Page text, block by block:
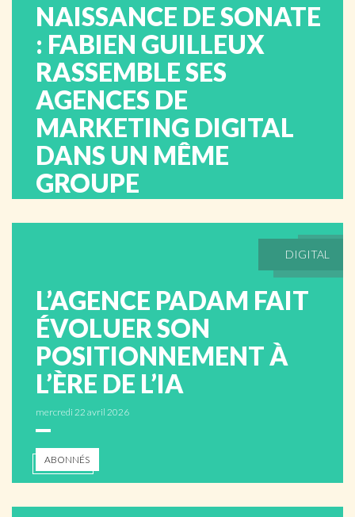
NAISSANCE DE SONATE
: FABIEN GUILLEUX
RASSEMBLE SES
AGENCES DE
MARKETING DIGITAL
DANS UN MÊME
GROUPE
DIGITAL
L’AGENCE PADAM FAIT
ÉVOLUER SON
POSITIONNEMENT À
L’ÈRE DE L’IA
mercredi 22 avril 2026
ABONNÉS